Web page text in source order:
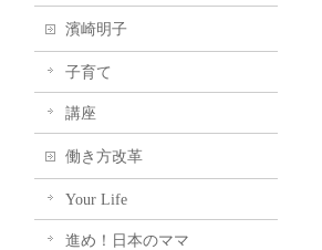
濱崎明子
子育て
講座
働き方改革
Your Life
進め！日本のママ